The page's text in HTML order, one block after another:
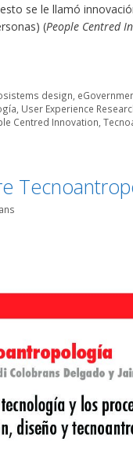
se le llamó
(People Centred
design
User Experience
Centred Innovation ,